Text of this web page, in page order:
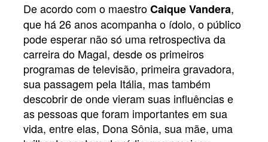
De acordo com o maestroCaique Vandera,
que há 26 anos acompanha o ídolo, o público
pode esperar não só uma retrospectiva da
carreira do Magal, desde os primeiros
programas de televisão, primeira gravadora,
sua passagem pela Itália, mas também
descobrir de onde vieram suas influências e
as pessoas que foram importantes em sua
vida, entre elas, Dona Sônia, sua mãe, uma